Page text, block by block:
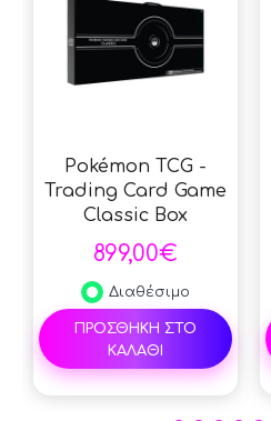
Pokémon TCG -
Trading Card Game
Classic Box
(Japanese)
899,00€
Διαθέσιμο
ΠΡΟΣΘΗΚΗ ΣΤΟ
ΚΑΛΑΘΙ